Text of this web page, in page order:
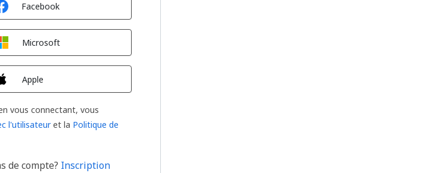
Facebook
Microsoft
Apple
vous connectant, vous
l'utilisateuret la Politique de
de compte? Inscription